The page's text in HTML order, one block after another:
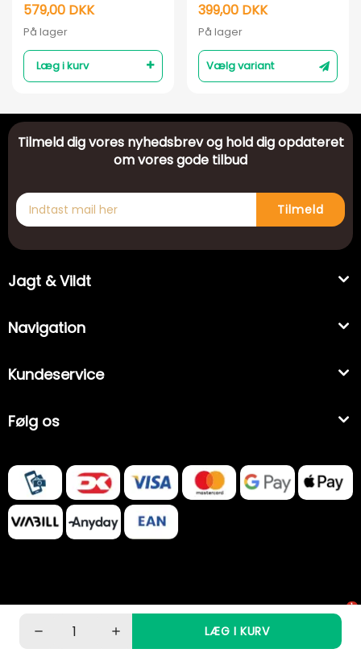
579,00 DKK
På lager
Læg i kurv
399,00 DKK
På lager
Vælg variant
LÆG I KURV
Tilmeld dig vores nyhedsbrev og hold dig opdateret
om vores gode tilbud
Tilmeld
Jagt & Vildt
Navigation
Kundeservice
Følg os
1